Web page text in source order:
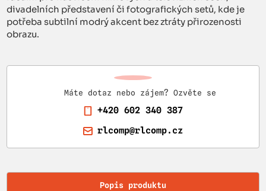
divadelních představení či fotografických setů, kde je
potřeba subtilní modrý akcent bez ztráty přirozenosti
obrazu.
Máte dotaz nebo zájem? Ozvěte se
+420 602 340 387
rlcomp@rlcomp.cz
Popis produktu